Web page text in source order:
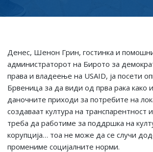
Денес, Шенон Грин, гостинка и
администраторот на Бирото за
права и владеење на USAID, ја посети
Брвеница за да види од прва рака како
даночните приходи за потребите на
создаваат култура на транспарентност
треба да работиме за поддршка на
корупција… тоа не може да се случи
промениме социјалните норми.